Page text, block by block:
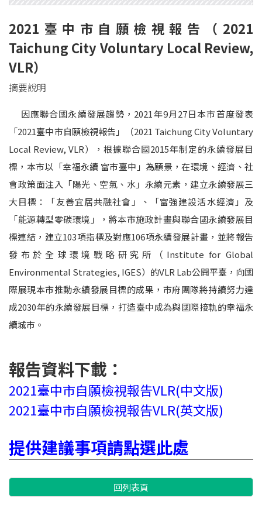
2021臺中市自願檢視報告
（2021
Taichung City Voluntary Local Review,
VLR）
摘要說明
因應聯合國永續發展趨勢，2021年9月27日本市首度發表
「2021臺中市自願檢視報告」（2021 Taichung City Voluntary
Local Review, VLR），根據聯合國2015年制定的永續發展目
標，本市以「幸福永續 富市臺中」為願景，在環境、經濟、社
會政策面注入「陽光、空氣、水」永續元素，建立永續發展三
大目標：「友善宜居共融社會」、「富強建設活水經濟」及
「能源轉型零碳環境」，將本市施政計畫與聯合國永續發展目
標連結，建立103項指標及對應106項永續發展計畫，並將報告
發布於全球環境戰略研究所（Institute for Global
Environmental Strategies, IGES）的VLR Lab公開平臺，向國
際展現本市推動永續發展目標的成果，市府團隊將持續努力達
成2030年的永續發展目標，打造臺中成為與國際接軌的幸福永
續城市。
報告資料下載：
2021臺中市自願檢視報告VLR(中文版)
2021臺中市自願檢視報告VLR(英文版)
提供建議事項請點選此處
回列表頁